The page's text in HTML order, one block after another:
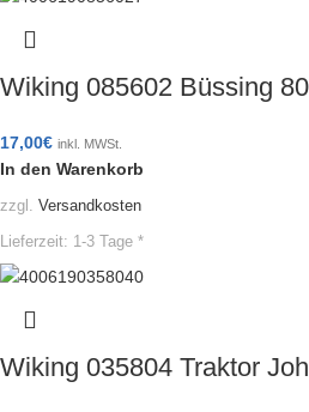
Wiking 085602 Büssing
17,00€ inkl. MWSt.
In den Warenkorb
zzgl. Versandkosten
Lieferzeit: 1-3 Tage *
Wiking 035804 Traktor